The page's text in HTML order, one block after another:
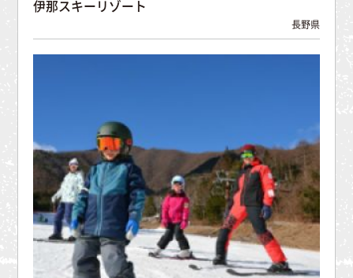
伊那スキーリゾート
長野県